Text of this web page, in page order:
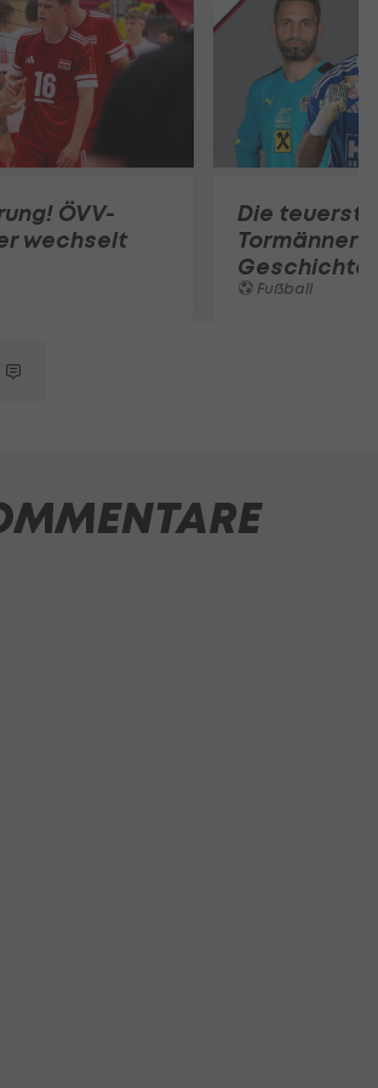
ÖVV-
wechselt
Die
Tormänner
Geschichte
Fußball